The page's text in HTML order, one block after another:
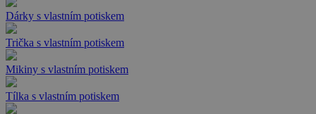
Dárky s vlastním potiskem
Trička s vlastním potiskem
Mikiny s vlastním potiskem
Tílka s vlastním potiskem